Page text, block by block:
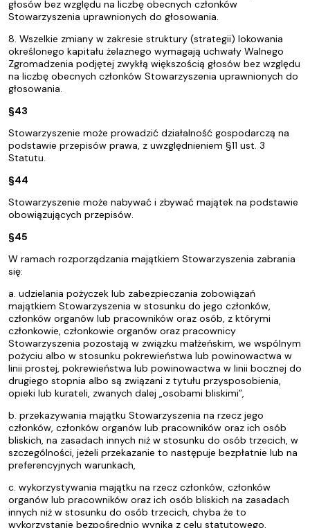
głosów bez względu na liczbę obecnych członków
Stowarzyszenia uprawnionych do głosowania.
8. Wszelkie zmiany w zakresie struktury (strategii) lokowania
określonego kapitału żelaznego wymagają uchwały Walnego
Zgromadzenia podjętej zwykłą większością głosów bez względu
na liczbę obecnych członków Stowarzyszenia uprawnionych do
głosowania.
§43
Stowarzyszenie może prowadzić działalność gospodarczą na
podstawie przepisów prawa, z uwzględnieniem §11 ust. 3
Statutu.
§44
Stowarzyszenie może nabywać i zbywać majątek na podstawie
obowiązujących przepisów.
§45
W ramach rozporządzania majątkiem Stowarzyszenia zabrania
się:
a. udzielania pożyczek lub zabezpieczania zobowiązań
majątkiem Stowarzyszenia w stosunku do jego członków,
członków organów lub pracowników oraz osób, z którymi
członkowie, członkowie organów oraz pracownicy
Stowarzyszenia pozostają w związku małżeńskim, we wspólnym
pożyciu albo w stosunku pokrewieństwa lub powinowactwa w
linii prostej, pokrewieństwa lub powinowactwa w linii bocznej do
drugiego stopnia albo są związani z tytułu przysposobienia,
opieki lub kurateli, zwanych dalej „osobami bliskimi”,
b. przekazywania majątku Stowarzyszenia na rzecz jego
członków, członków organów lub pracowników oraz ich osób
bliskich, na zasadach innych niż w stosunku do osób trzecich, w
szczególności, jeżeli przekazanie to następuje bezpłatnie lub na
preferencyjnych warunkach,
c. wykorzystywania majątku na rzecz członków, członków
organów lub pracowników oraz ich osób bliskich na zasadach
innych niż w stosunku do osób trzecich, chyba że to
wykorzystanie bezpośrednio wynika z celu statutowego,